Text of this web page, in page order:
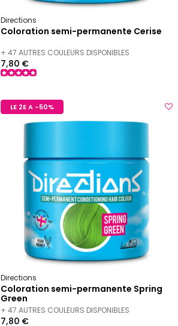
Directions
Coloration semi-permanente Cerise
+ 47 AUTRES COULEURS DISPONIBLES
7,80 €
LE 2E A -50%
Directions
Coloration semi-permanente Spring
Green
+ 47 AUTRES COULEURS DISPONIBLES
7,80 €